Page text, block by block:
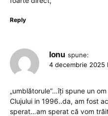
Reply
Ionu spune:
4 decembrie 2025
„umblătorule”…îți spune un
Clujului in 1996..da, am fost
sperat…am sperat că vom